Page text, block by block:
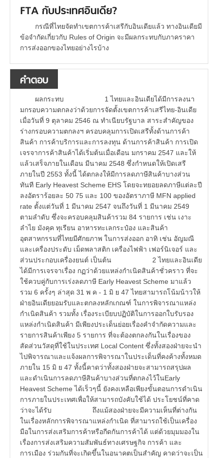
FTA กับประเทศอินเดีย?
กรณีที่ไทยจัดทำเขตการค้าเสรีกับอินเดียแล้ว ทางอินเดียมี
ข้อจำกัดเกี่ยวกับ Rules of Origin จะมีผลกระทบกับภาคราคา
การส่งออกของไทยอย่างไรบ้าง
คำตอบ
ผลกระทบ 1 ไทยและอินเดียได้มีการลงนา
มกรอบความตกลงว่าด้วยการจัดตั้งเขตการค้าเสรีไทย-อินเดีย
เมื่อวันที่ 9 ตุลาคม 2546 ณ ทำเนียบรัฐบาล สาระสำคัญของ
ร่างกรอบความตกลงฯ ครอบคลุมการเปิดเสรีทั้งด้านการค้า
สินค้า การค้าบริการและการลงทุน ด้านการค้าสินค้า การเปิด
เจรจาการค้าสินค้าได้เริ่มต้นเมื่อเดือน มกราคม 2547 และให้
แล้วเสร็จภายในเดือน มีนาคม 2548 ซึ่งกำหนดให้เปิดเสรี
ภายในปี 2553 ทั้งนี้ ได้ตกลงให้มีการลดภาษีสินค้าบางส่วน
ทันที Early Heavest Scheme EHS โดยจะทยอยลดภาษีแต่ละปี
ลงอัตราร้อยละ 50 75 และ 100 ของอัตราภาษี MFN applied
rate ตั้งแต่วันที่ 1 มีนาคม 2547 จนถึงวันที่ 1 มีนาคม 2549
ตามลำดับ ซึ่งจะครอบคลุมสินค้ารวม 84 รายการ เช่น เงาะ
ลำไย มังคุค ทุเรียน อาหารทะเลกระป๋อง และสินค้า
อุตสาหกรรมที่ไทยมีศักยภาพ ในการส่งออก อาทิ เช่น อัญมณี
และเครื่องประดับ เม็ดพลาสติก เครื่องไฟฟ้า เฟอร์นิเจอร์ และ
ส่วนประกอบเครื่องยนต์ เป็นต้น 2 ไทยและอินเดีย
ได้มีการเจรจาเรื่อง กฏว่าด้วยแหล่งกำเนิดสินค้าชั่วคราว ที่จะ
ใช้ควบคู่กับการเร่งลดภาษี Early Heavest Scheme มาแล้ว
รวม 6 ครั้งๆ ล่าสุด 31 พ ค - 1 มิ ย 47 ไทยสามารถโน้มน้าวให้
ฝ่ายอินเดียยอมรับและตกลงหลักเกณฑ์ ในการพิจารณาแหล่ง
กำเนิดสินค้า รวมทั้ง เรื่องระเบียบปฏิบัติในการออกใบรับรอง
แหล่งกำเนิดสินค้า มีเพียงประเด็นย่อยเรื่องคำจำกัดความและ
รายการสินค้าเพียง 5 รายการ ที่จะต้องตกลงกันในเรื่องของ
สัดส่วนวัสดุที่ใช้ในประเทศ Local Content ซึ่งทั้งสองฝ่ายจะนำ
ไปพิจารณาและแจ้งผลการพิจารณาในประเด็นที่คงค้างทั้งหมด
ภายใน 15 มิ ย 47 ทั้งนี้คาดว่าทั้งสองฝ่ายจะสามารถสรุปผล
และดำเนินการลดภาษีสินค้าบางส่วนที่ตกลงไว้ในEarly
Heavest Scheme ได้เร็วๆนี้ ยังคงเหลือเพียงขั้นตอนการดำเนิน
การภายในประเทศเพื่อให้สามารถบังคับใช้ได้ ประโยชน์ที่คาด
ว่าจะได้รับ ถึงแม้สองฝ่ายจะมีความเห็นที่ต่างกัน
ในเรื่องหลักการพิจารณาแหล่งกำเนิด ที่สามารถใช้เป็นเครื่อง
มือในการส่งเสริมการค้าหรือกีดกันการค้าได้ แต่ด้วยมุมมองใน
เรื่องการส่งเสริมความสัมพันธ์ทางเศรษฐกิจ การค้า และ
การเมือง ร่วมกันที่จะเกิดขึ้นในอนาคตเป็นสำคัญ คาดว่าจะเป็น